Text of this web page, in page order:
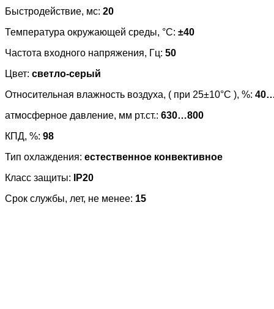
Быстродействие, мс: 20
Температура окружающей среды, °C: ±40
Частота входного напряжения, Гц: 50
Цвет: светло-серый
Относительная влажность воздуха, ( при 25±10°С ), %:
атмосферное давление, мм рт.ст.: 630…800
КПД, %: 98
Тип охлаждения: естественное конвективное
Класс защиты:
IP20
Срок службы, лет, не менее: 15